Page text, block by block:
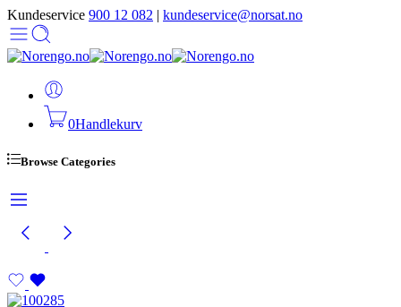
Kundeservice 900 12 082 | kundeservice@norsat.no
0Handlekurv
Browse Categories